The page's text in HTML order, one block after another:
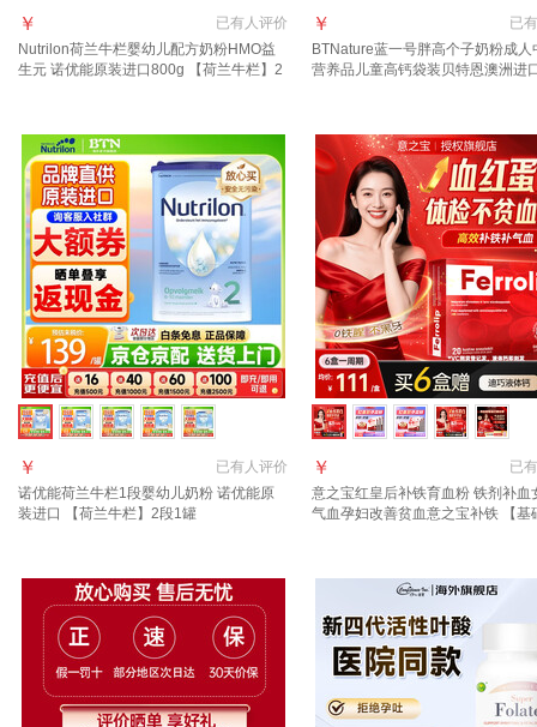
已有人评价
￥
Nutrilon荷兰牛栏婴幼儿配方奶粉HMO益
生元 诺优能原装进口800g 【荷兰牛栏】2
已有
￥
BTNature蓝一号胖高个子奶粉成人
营养品儿童高钙袋装贝特恩澳洲进
已有人评价
￥
诺优能荷兰牛栏1段婴幼儿奶粉 诺优能原
装进口 【荷兰牛栏】2段1罐
已有
￥
意之宝红皇后补铁育血粉 铁剂补血
气血孕妇改善贫血意之宝补铁 【基